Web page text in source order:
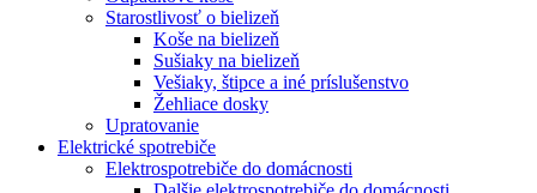
Starostlivosť o bielizeň
Koše na bielizeň
Sušiaky na bielizeň
Vešiaky, štipce a iné príslušenstvo
Žehliace dosky
Upratovanie
Elektrické spotrebiče
Elektrospotrebiče do domácnosti